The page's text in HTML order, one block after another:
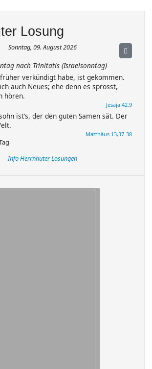
Losung
Sonntag, 09. August 2026
nach Trinitatis (Israelsonntag)
verkündigt habe, ist gekommen.
auch Neues; ehe denn es sprosst,
hören.
Jesaja 42,9
ist’s, der den guten Samen sät. Der
Matthäus 13,37-38
Info Herrnhuter Losungen